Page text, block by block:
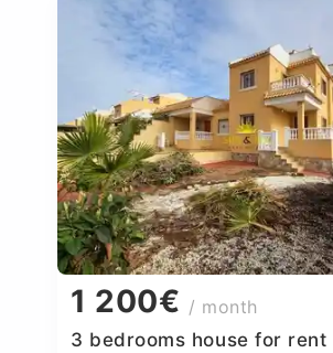
1 200€ / month
3 bedrooms house for rent